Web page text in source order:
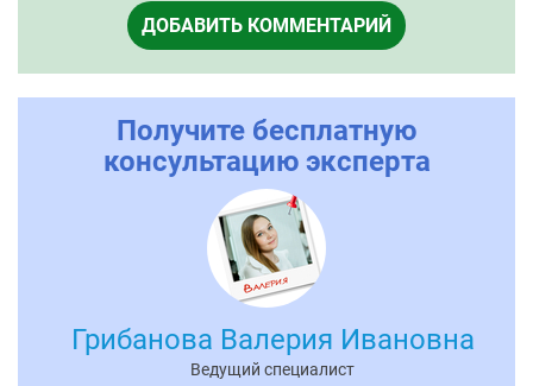
ДОБАВИТЬ КОММЕНТАРИЙ
Получите бесплатную
консультацию эксперта
Грибанова Валерия Ивановна
Ведущий специалист